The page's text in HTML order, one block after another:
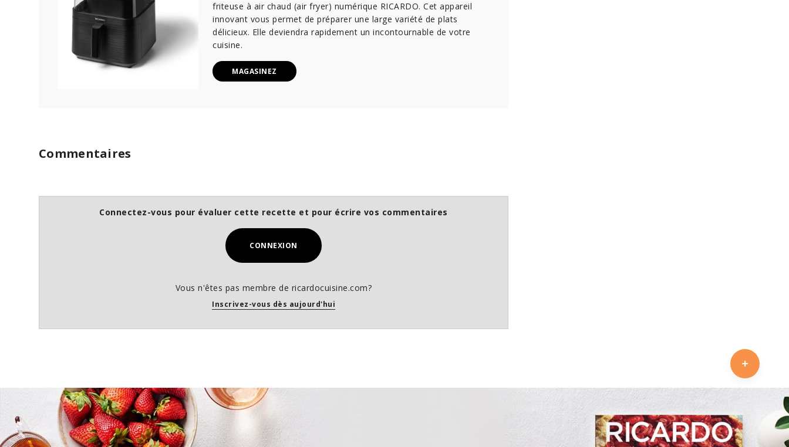
friteuse à air chaud (air fryer) numérique RICARDO. Cet appareil
innovant vous permet de préparer une large variété de plats
délicieux. Elle deviendra rapidement un incontournable de votre
cuisine.
MAGASINEZ
Commentaires
Connectez-vous pour évaluer cette recette et pour écrire vos commentaires
CONNEXION
Vous n'êtes pas membre de ricardocuisine.com?
Inscrivez-vous dès aujourd'hui